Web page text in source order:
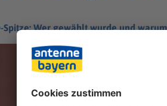
Spitze: Wer gewählt wurde und